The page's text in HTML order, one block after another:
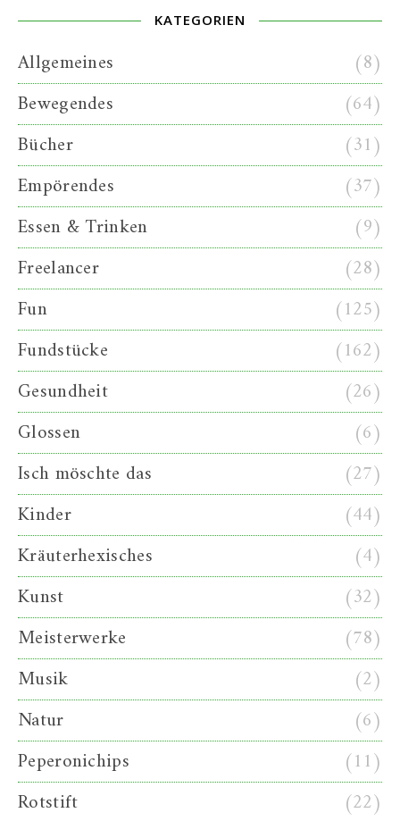
KATEGORIEN
Allgemeines
(8)
Bewegendes
(64)
Bücher
(31)
Empörendes
(37)
Essen & Trinken
(9)
Freelancer
(28)
Fun
(125)
Fundstücke
(162)
Gesundheit
(26)
Glossen
(6)
Isch möschte das
(27)
Kinder
(44)
Kräuterhexisches
(4)
Kunst
(32)
Meisterwerke
(78)
Musik
(2)
Natur
(6)
Peperonichips
(11)
Rotstift
(22)